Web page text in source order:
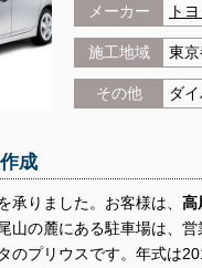
メーカー ト
施工地域 東
その他 ダ
成
承りました。お客様は、 高
山の麓にある駐車場は、
のプリウスです。年式は